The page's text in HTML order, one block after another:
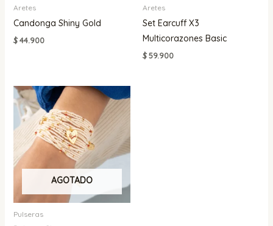
Aretes
Candonga Shiny Gold
$44.900
Aretes
Set Earcuff X3
Multicorazones Basic
$59.900
AGOTADO
Pulseras